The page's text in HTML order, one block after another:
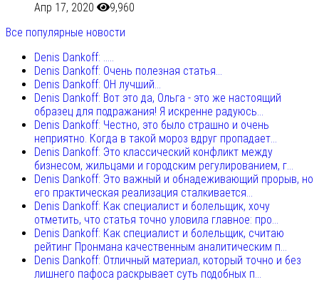
Апр 17, 2020
9,960
Все популярные новости
Denis Dankoff: .....
Denis Dankoff: Очень полезная статья...
Denis Dankoff: ОН лучший...
Denis Dankoff: Вот это да, Ольга - это же настоящий
образец для подражания! Я искренне радуюсь...
Denis Dankoff: Честно, это было страшно и очень
неприятно. Когда в такой мороз вдруг пропадает...
Denis Dankoff: Это классический конфликт между
бизнесом, жильцами и городским регулированием, г...
Denis Dankoff: Это важный и обнадеживающий прорыв, но
его практическая реализация сталкивается...
Denis Dankoff: Как специалист и болельщик, хочу
отметить, что статья точно уловила главное: про...
Denis Dankoff: Как специалист и болельщик, считаю
рейтинг Пронмана качественным аналитическим п...
Denis Dankoff: Отличный материал, который точно и без
лишнего пафоса раскрывает суть подобных п...